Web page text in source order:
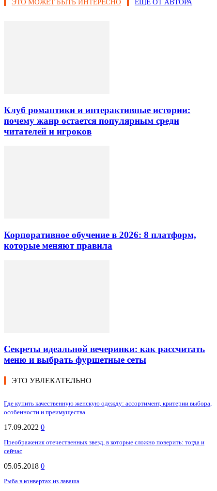
ЭТО МОЖЕТ БЫТЬ ИНТЕРЕСНО ЕЩЕ ОТ АВТОРА
Клуб романтики и интерактивные истории:
почему жанр остается популярным среди
читателей и игроков
Корпоративное обучение в 2026: 8 платформ,
которые меняют правила
Секреты идеальной вечеринки: как рассчитать
меню и выбрать фуршетные сеты
ЭТО УВЛЕКАТЕЛЬНО
Где купить качественную женскую одежду: ассортимент, критерии выбора,
особенности и преимущества
17.09.2022 0
Преображения отечественных звезд, в которые сложно поверить: тогда и
сейчас
05.05.2018 0
Рыба в конвертах из лаваша